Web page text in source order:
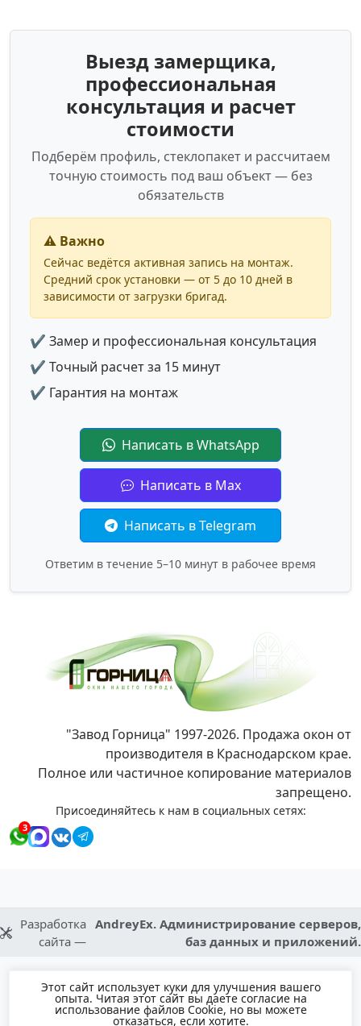
Этот сайт использует куки для улучшения вашего
опыта. Читая этот сайт вы даете согласие на
использование файлов Cookie, но вы можете
отказаться, если хотите.
Выезд замерщика,
профессиональная
консультация и расчет
стоимости
Подберём профиль, стеклопакет и рассчитаем
точную стоимость под ваш объект — без
обязательств
⚠️ Важно
Сейчас ведётся активная запись на монтаж.
Средний срок установки — от 5 до 10 дней в
зависимости от загрузки бригад.
✔ Замер и профессиональная консультация
✔ Точный расчет за 15 минут
✔ Гарантия на монтаж
Написать в WhatsApp
Написать в Max
Написать в Telegram
Ответим в течение 5–10 минут в рабочее время
"Завод Горница" 1997-2026. Продажа окон от
производителя в Краснодарском крае.
Полное или частичное копирование материалов
запрещено.
Присоединяйтесь к нам в социальных сетях:
3
Разработка
сайта —
AndreyEx. Администрирование серверов,
баз данных и приложений.